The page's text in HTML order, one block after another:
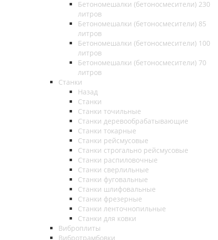
Бетономешалки (бетоносмесители) 230
литров
Бетономешалки (бетоносмесители) 85
литров
Бетономешалки (бетоносмесители) 100
литров
Бетономешалки (бетоносмесители) 70
литров
Станки
Назад
Станки
Станки точильные
Станки деревообрабатывающие
Станки токарные
Станки рейсмусовые
Станки строгально рейсмусовые
Станки распиловочные
Станки сверлильные
Станки фуговальные
Станки шлифовальные
Станки фрезерные
Станки ленточнопильные
Станки для ковки
Виброплиты
Вибротрамбовки